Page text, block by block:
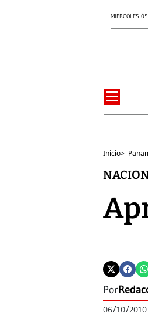
MIÉRCOLES
Inicio>
Por
06/10/2010